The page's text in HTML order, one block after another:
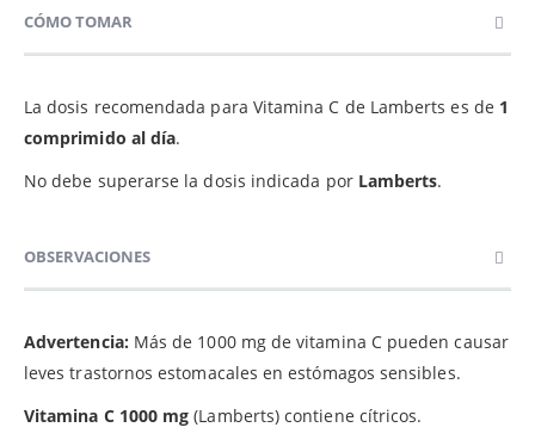
CÓMO TOMAR
La dosis recomendada para Vitamina C de Lamberts es de 1
comprimido al día.
No debe superarse la dosis indicada por Lamberts.
OBSERVACIONES
Advertencia: Más de 1000 mg de vitamina C pueden causar
leves trastornos estomacales en estómagos sensibles.
Vitamina C 1000 mg (Lamberts) contiene cítricos.